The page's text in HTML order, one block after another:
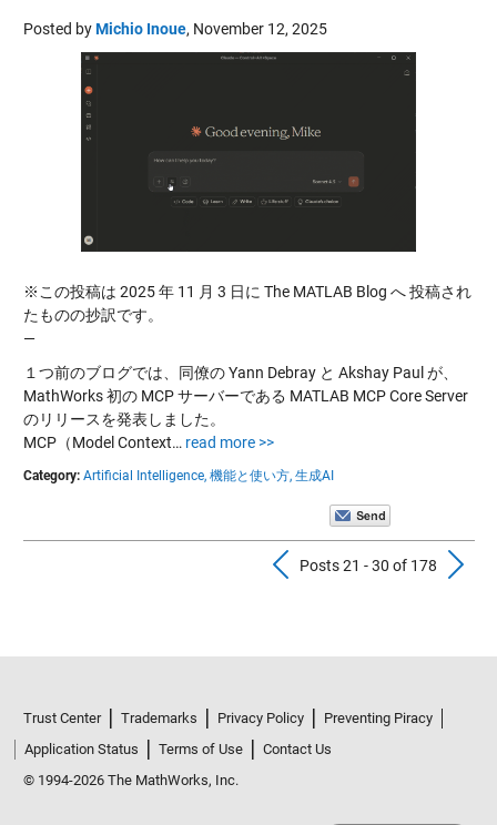
Posted byMichio Inoue, November 12, 2025
※この投稿は 2025 年 11 月 3 日に The MATLAB Blog へ 投稿され
たものの抄訳です。
—
１つ前のブログでは、同僚の Yann Debray と Akshay Paul が、
MathWorks 初の MCP サーバーである MATLAB MCP Core Server
のリリースを発表しました。
MCP（Model Context… read more >>
Category: Artificial Intelligence, 機能と使い方, 生成AI
Previous
Posts 21 - 30 of 178
Trust Center Trademarks Privacy Policy
Preventing Piracy
Application Status
Terms of Use
Contact Us
© 1994-2026 The MathWorks, Inc.